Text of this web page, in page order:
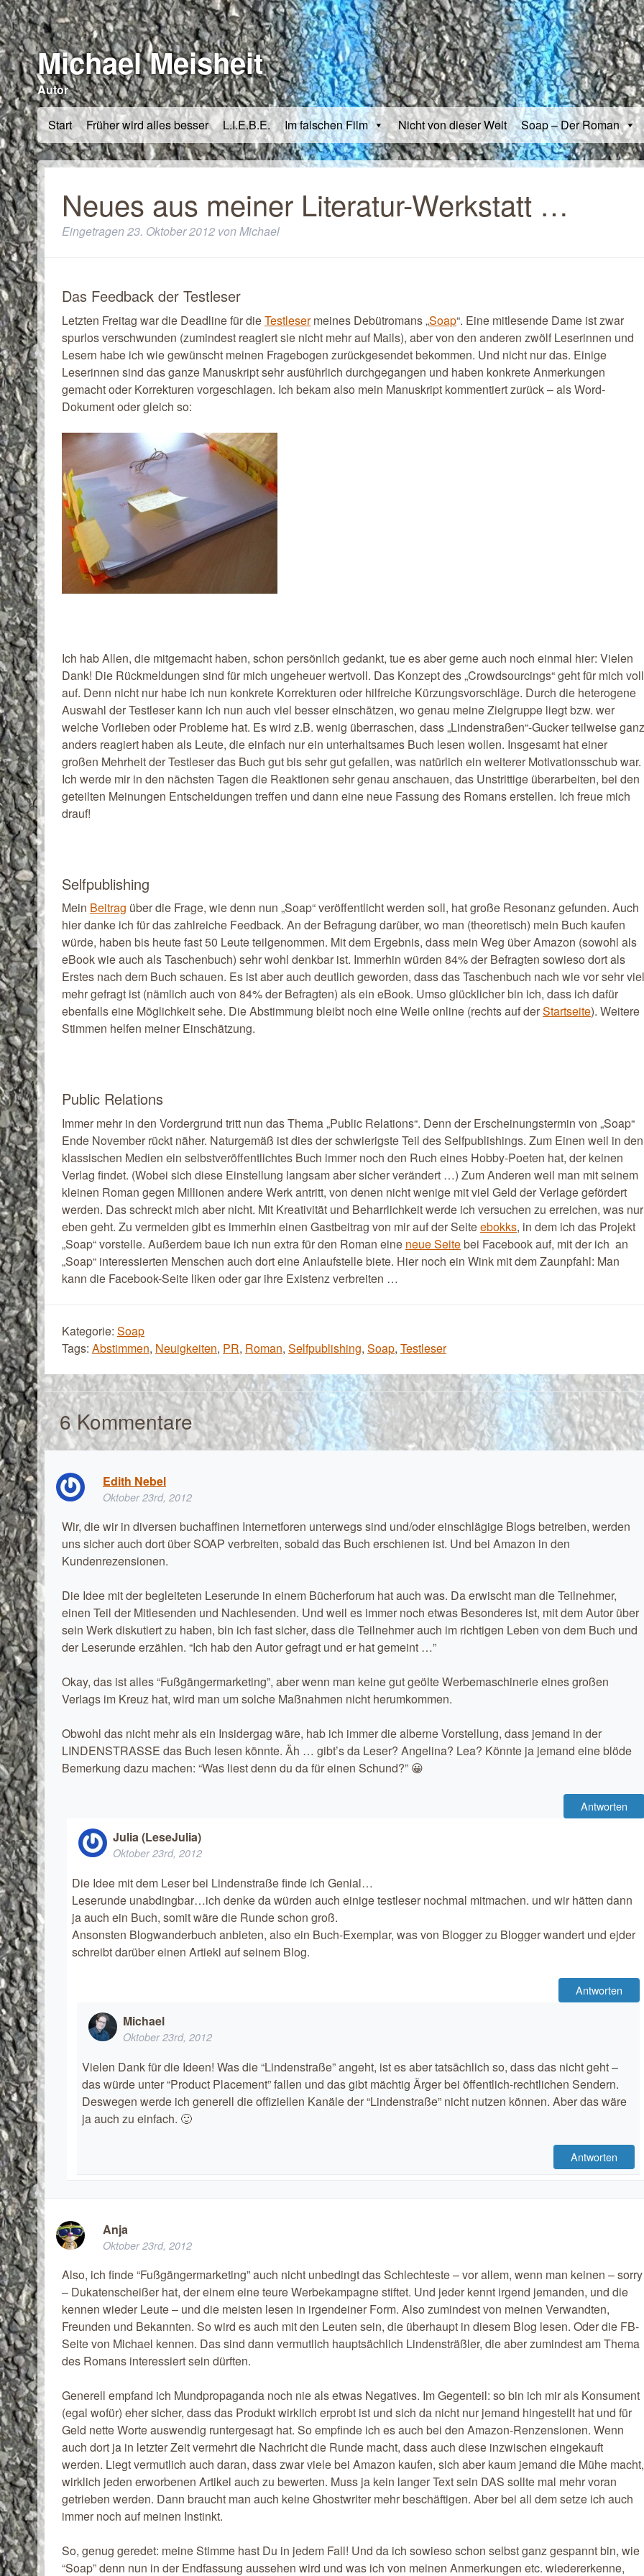
Michael Meisheit
Autor
Start Früher wird alles besser L.I.E.B.E. Im falschen Film Nicht von dieser Welt Soap – Der Roman
Neues aus meiner Literatur-Werkstatt …
Eingetragen23. Oktober 2012 vonMichael
Das Feedback der Testleser
Letzten Freitag war die Deadline für dieTestlesermeines Debütromans „Soap“. Eine mitlesende Dame ist zwar
spurlos verschwunden (zumindest reagiert sie nicht mehr auf Mails), aber von den anderen zwölf Leserinnen und
Lesern habe ich wie gewünscht meinen Fragebogen zurückgesendet bekommen. Und nicht nur das. Einige
Leserinnen sind das ganze Manuskript sehr ausführlich durchgegangen und haben konkrete Anmerkungen
gemacht oder Korrekturen vorgeschlagen. Ich bekam also mein Manuskript kommentiert zurück – als Word-
Dokument oder gleich so:
Ich hab Allen, die mitgemacht haben, schon persönlich gedankt, tue es aber gerne auch noch einmal hier: Vielen
Dank! Die Rückmeldungen sind für mich ungeheuer wertvoll. Das Konzept des „Crowdsourcings“ geht für mich voll
auf. Denn nicht nur habe ich nun konkrete Korrekturen oder hilfreiche Kürzungsvorschläge. Durch die heterogene
Auswahl der Testleser kann ich nun auch viel besser einschätzen, wo genau meine Zielgruppe liegt bzw. wer
welche Vorlieben oder Probleme hat. Es wird z.B. wenig überraschen, dass „Lindenstraßen“-Gucker teilweise ganz
anders reagiert haben als Leute, die einfach nur ein unterhaltsames Buch lesen wollen. Insgesamt hat einer
großen Mehrheit der Testleser das Buch gut bis sehr gut gefallen, was natürlich ein weiterer Motivationsschub war.
Ich werde mir in den nächsten Tagen die Reaktionen sehr genau anschauen, das Unstrittige überarbeiten, bei den
geteilten Meinungen Entscheidungen treffen und dann eine neue Fassung des Romans erstellen. Ich freue mich
drauf!
Selfpublishing
Mein Beitrag über die Frage, wie denn nun „Soap“ veröffentlicht werden soll, hat große Resonanz gefunden. Auch
hier danke ich für das zahlreiche Feedback. An der Befragung darüber, wo man (theoretisch) mein Buch kaufen
würde, haben bis heute fast 50 Leute teilgenommen. Mit dem Ergebnis, dass mein Weg über Amazon (sowohl als
eBook wie auch als Taschenbuch) sehr wohl denkbar ist. Immerhin würden 84% der Befragten sowieso dort als
Erstes nach dem Buch schauen. Es ist aber auch deutlich geworden, dass das Taschenbuch nach wie vor sehr viel
mehr gefragt ist (nämlich auch von 84% der Befragten) als ein eBook. Umso glücklicher bin ich, dass ich dafür
ebenfalls eine Möglichkeit sehe. Die Abstimmung bleibt noch eine Weile online (rechts auf derStartseite). Weitere
Stimmen helfen meiner Einschätzung.
Public Relations
Immer mehr in den Vordergrund tritt nun das Thema „Public Relations“. Denn der Erscheinungstermin von „Soap“
Ende November rückt näher. Naturgemäß ist dies der schwierigste Teil des Selfpublishings. Zum Einen weil in den
klassischen Medien ein selbstveröffentlichtes Buch immer noch den Ruch eines Hobby-Poeten hat, der keinen
Verlag findet. (Wobei sich diese Einstellung langsam aber sicher verändert …) Zum Anderen weil man mit seinem
kleinen Roman gegen Millionen andere Werk antritt, von denen nicht wenige mit viel Geld der Verlage gefördert
werden. Das schreckt mich aber nicht. Mit Kreativität und Beharrlichkeit werde ich versuchen zu erreichen, was nur
eben geht. Zu vermelden gibt es immerhin einen Gastbeitrag von mir auf der Seiteebokks, in dem ich das Projekt
„Soap“ vorstelle. Außerdem baue ich nun extra für den Roman eine neue Seitebei Facebook auf, mit der ich an
„Soap“ interessierten Menschen auch dort eine Anlaufstelle biete. Hier noch ein Wink mit dem Zaunpfahl: Man
kann die Facebook-Seite liken oder gar ihre Existenz verbreiten …
Kategorie: Soap
Tags: Abstimmen, Neuigkeiten, PR, Roman, Selfpublishing, Soap, Testleser
6Kommentare
Edith Nebel
Oktober 23rd, 2012
Wir, die wir in diversen buchaffinen Internetforen unterwegs sind und/oder einschlägige Blogs betreiben, werden
uns sicher auch dort über SOAP verbreiten, sobald das Buch erschienen ist. Und bei Amazon in den
Kundenrezensionen.
Die Idee mit der begleiteten Leserunde in einem Bücherforum hat auch was. Da erwischt man die Teilnehmer,
einen Teil der Mitlesenden und Nachlesenden. Und weil es immer noch etwas Besonderes ist, mit dem Autor über
sein Werk diskutiert zu haben, bin ich fast sicher, dass die Teilnehmer auch im richtigen Leben von dem Buch und
der Leserunde erzählen. “Ich hab den Autor gefragt und er hat gemeint …”
Okay, das ist alles “Fußgängermarketing”, aber wenn man keine gut geölte Werbemaschinerie eines großen
Verlags im Kreuz hat, wird man um solche Maßnahmen nicht herumkommen.
Obwohl das nicht mehr als ein Insidergag wäre, hab ich immer die alberne Vorstellung, dass jemand in der
LINDENSTRASSE das Buch lesen könnte. Äh … gibt’s da Leser? Angelina? Lea? Könnte ja jemand eine blöde
Bemerkung dazu machen: “Was liest denn du da für einen Schund?” 😀
Antworten
Julia (LeseJulia)
Oktober 23rd, 2012
Die Idee mit dem Leser bei Lindenstraße finde ich Genial…
Leserunde unabdingbar…ich denke da würden auch einige testleser nochmal mitmachen. und wir hätten dann
ja auch ein Buch, somit wäre die Runde schon groß.
Ansonsten Blogwanderbuch anbieten, also ein Buch-Exemplar, was von Blogger zu Blogger wandert und ejder
schreibt darüber einen Artiekl auf seinem Blog.
Antworten
Michael
Oktober 23rd, 2012
Vielen Dank für die Ideen! Was die “Lindenstraße” angeht, ist es aber tatsächlich so, dass das nicht geht –
das würde unter “Product Placement” fallen und das gibt mächtig Ärger bei öffentlich-rechtlichen Sendern.
Deswegen werde ich generell die offiziellen Kanäle der “Lindenstraße” nicht nutzen können. Aber das wäre
ja auch zu einfach. 🙂
Antworten
Anja
Oktober 23rd, 2012
Also, ich finde “Fußgängermarketing” auch nicht unbedingt das Schlechteste – vor allem, wenn man keinen – sorry
– Dukatenscheißer hat, der einem eine teure Werbekampagne stiftet. Und jeder kennt irgend jemanden, und die
kennen wieder Leute – und die meisten lesen in irgendeiner Form. Also zumindest von meinen Verwandten,
Freunden und Bekannten. So wird es auch mit den Leuten sein, die überhaupt in diesem Blog lesen. Oder die FB-
Seite von Michael kennen. Das sind dann vermutlich hauptsächlich Lindensträßler, die aber zumindest am Thema
des Romans interessiert sein dürften.
Generell empfand ich Mundpropaganda noch nie als etwas Negatives. Im Gegenteil: so bin ich mir als Konsument
(egal wofür) eher sicher, dass das Produkt wirklich erprobt ist und sich da nicht nur jemand hingestellt hat und für
Geld nette Worte auswendig runtergesagt hat. So empfinde ich es auch bei den Amazon-Renzensionen. Wenn
auch dort ja in letzter Zeit vermehrt die Nachricht die Runde macht, dass auch diese inzwischen eingekauft
werden. Liegt vermutlich auch daran, dass zwar viele bei Amazon kaufen, sich aber kaum jemand die Mühe macht,
wirklich jeden erworbenen Artikel auch zu bewerten. Muss ja kein langer Text sein DAS sollte mal mehr voran
getrieben werden. Dann braucht man auch keine Ghostwriter mehr beschäftigen. Aber bei all dem setze ich auch
immer noch auf meinen Instinkt.
So, genug geredet: meine Stimme hast Du in jedem Fall! Und da ich sowieso schon selbst ganz gespannt bin, wie
“Soap” denn nun in der Endfassung aussehen wird und was ich von meinen Anmerkungen etc. wiedererkenne,